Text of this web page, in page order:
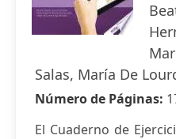
Salas, María De
Número de Páginas:
El Cuaderno de